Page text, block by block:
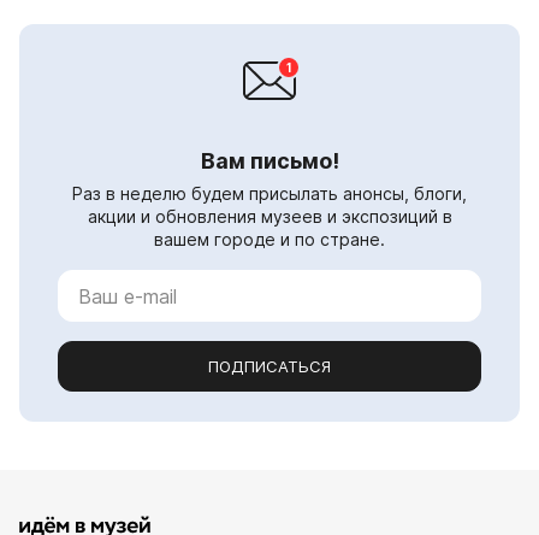
Вам письмо!
Раз в неделю будем присылать анонсы, блоги,
акции и обновления музеев и экспозиций в
вашем городе и по стране.
ПОДПИСАТЬСЯ